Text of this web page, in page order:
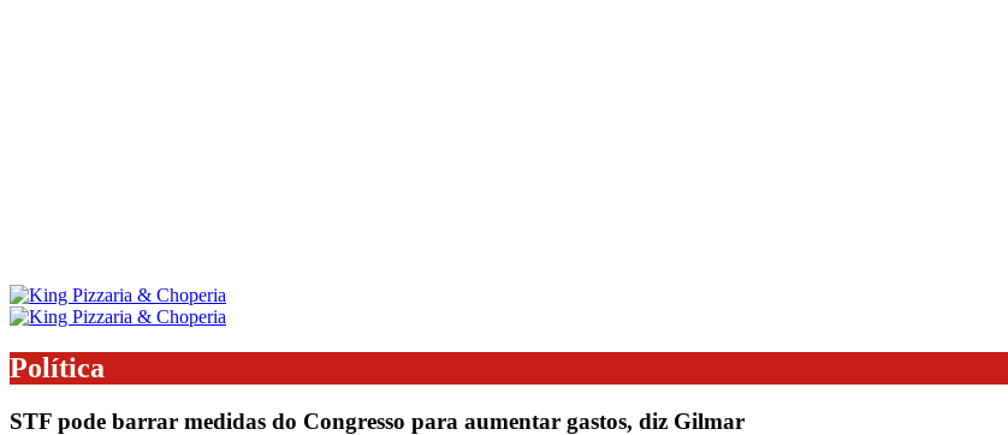
Política
STF pode barrar medidas do Congresso para aumentar gastos, diz Gilmar